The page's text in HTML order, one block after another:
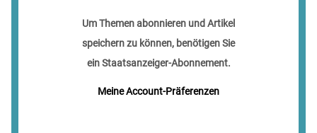
Um Themen abonnieren und Artikel
speichern zu können, benötigen Sie
ein Staatsanzeiger-Abonnement.
Meine Account-Präferenzen